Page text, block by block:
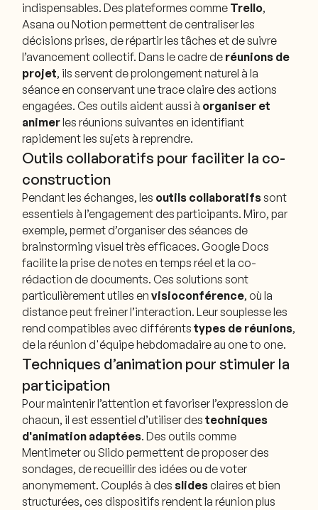
indispensables. Des plateformes comme Trello,
Asana ou Notion permettent de centraliser les
décisions prises, de répartir les tâches et de suivre
l’avancement collectif. Dans le cadre de réunions de
projet, ils servent de prolongement naturel à la
séance en conservant une trace claire des actions
engagées. Ces outils aident aussi à organiser et
animerles réunions suivantes en identifiant
rapidement les sujets à reprendre.
Outils collaboratifs pour faciliter la co-
construction
Pendant les échanges, les outils collaboratifssont
essentiels à l’engagement des participants. Miro, par
exemple, permet d’organiser des séances de
brainstorming visuel très efficaces. Google Docs
facilite la prise de notes en temps réel et la co-
rédaction de documents. Ces solutions sont
particulièrement utiles envisioconférence, où la
distance peut freiner l’interaction. Leur souplesse les
rend compatibles avec différentstypes de réunions,
de la réunion d'équipe hebdomadaire au one to one.
Techniques d’animation pour stimuler la
participation
Pour maintenir l’attention et favoriser l’expression de
chacun, il est essentiel d’utiliser destechniques
d'animation adaptées. Des outils comme
Mentimeter ou Slido permettent de proposer des
sondages, de recueillir des idées ou de voter
anonymement. Couplés à desslidesclaires et bien
structurées, ces dispositifs rendent la réunion plus